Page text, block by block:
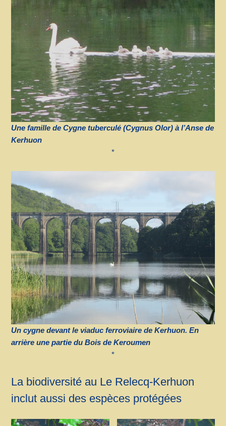
Une famille de Cygne tuberculé (Cygnus Olor) à l’Anse de
Kerhuon
*
Un cygne devant le viaduc ferroviaire de Kerhuon. En
arrière une partie du Bois de Keroumen
*
La biodiversité au Le Relecq-Kerhuon
inclut aussi des espèces protégées